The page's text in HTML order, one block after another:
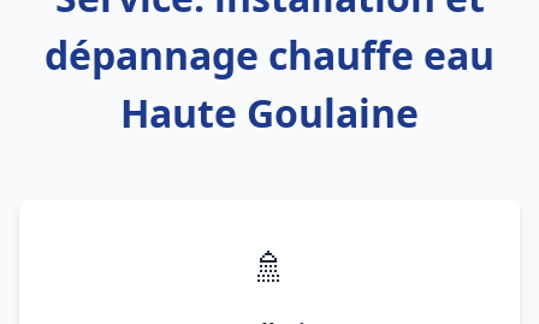
dépannage chauffe eau
Haute Goulaine
🚿